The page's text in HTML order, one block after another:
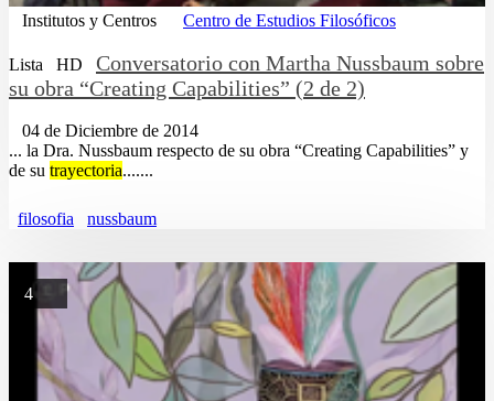
Institutos y Centros Centro de Estudios Filosóficos
Lista HD
Conversatorio con Martha Nussbaum sobre
su obra “Creating Capabilities” (2 de 2)
04 de Diciembre de 2014
... la Dra. Nussbaum respecto de su obra “Creating Capabilities” y
de su trayectoria.......
filosofia nussbaum
4